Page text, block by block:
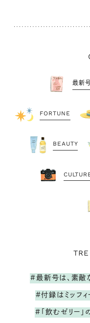
最新
FORTUNE
BEAUTY
#最新号は、素敵
#付録はミッフ
#「飲むゼリー」